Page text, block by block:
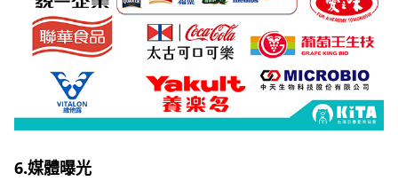
6.媒體曝光